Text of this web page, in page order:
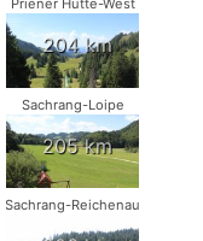
Priener Hütte-West
204 km
Sachrang-Loipe
205 km
Sachrang-Reichenau